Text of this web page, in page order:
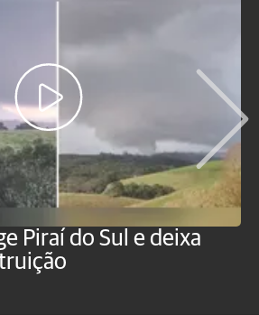
Piraí do Sul e deixa